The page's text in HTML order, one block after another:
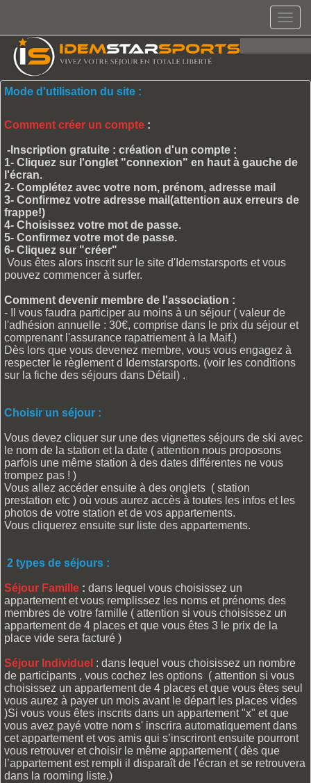
Menu
Mode d'utilisation du site :
Comment créer un compte :
-Inscription gratuite : création d'un compte :
1- Cliquez sur l'onglet "connexion" en haut à gauche de
l'écran.
2- Complétez avec votre nom, prénom, adresse mail
3- Confirmez votre adresse mail(attention aux erreurs de
frappe!)
4- Choisissez votre mot de passe.
5- Confirmez votre mot de passe.
6- Cliquez sur "créer"
Vous êtes alors inscrit sur le site d'Idemstarsports et vous
pouvez commencer à surfer.
Comment devenir membre de l'association :
- Il vous faudra participer au moins à un séjour ( valeur de
l'adhésion annuelle : 30€, comprise dans le prix du séjour et
comprenant l'assurance rapatriement à la Maif.)
Dès lors que vous devenez membre, vous vous engagez à
respecter le règlement d Idemstarsports. (voir les conditions
sur la fiche des séjours dans Détail) .
Choisir un séjour :
Vous devez cliquer sur une des vignettes séjours de ski avec
le nom de la station et la date ( attention nous proposons
parfois une même station à des dates différentes ne vous
trompez pas ! )
Vous allez accéder ensuite à des onglets ( station
prestation etc ) où vous aurez accès à toutes les infos et les
photos de votre station et de vos appartements.
Vous cliquerez ensuite sur liste des appartements.
2 types de séjours :
Séjour Famille : dans lequel vous choisissez un
appartement et vous remplissez les noms et prénoms des
membres de votre famille ( attention si vous choisissez un
appartement de 4 places et que vous êtes 3 le prix de la
place vide sera facturé )
Séjour Individuel : dans lequel vous choisissez un nombre
de participants , vous cochez les options ( attention si vous
choisissez un appartement de 4 places et que vous êtes seul
vous aurez à payer un mois avant le départ les places vides
)Si vous vous êtes inscrits dans un appartement "x" et que
vous avez payé votre nom s' inscrira automatiquement dans
cet appartement et vos amis qui s’inscriront ensuite pourront
vous retrouver et choisir le même appartement ( dès que
l’appartement est rempli il disparaît de l'écran et se retrouvera
dans la rooming liste.)